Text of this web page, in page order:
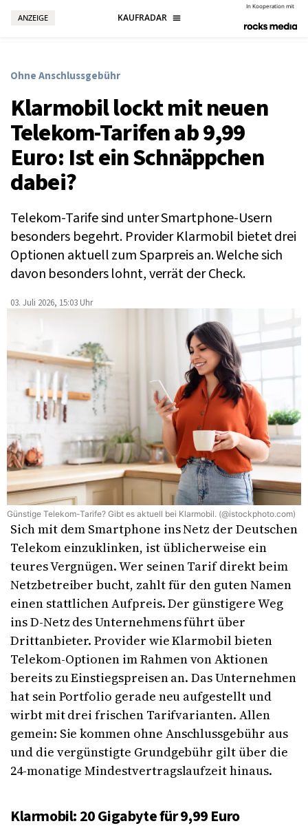
ANZEIGE
In Kooperation mit
Ohne Anschlussgebühr
Klarmobil lockt mit neuen
Telekom-Tarifen ab 9,99
Euro: Ist ein Schnäppchen
dabei?
Telekom-Tarife sind unter Smartphone-Usern
besonders begehrt. Provider Klarmobil bietet drei
Optionen aktuell zum Sparpreis an. Welche sich
davon besonders lohnt, verrät der Check.
03. Juli 2026, 15:03 Uhr
Günstige Telekom-Tarife? Gibt es aktuell bei Klarmobil. (@istockphoto.com)
Sich mit dem Smartphone ins Netz der Deutschen
Telekom einzuklinken, ist üblicherweise ein
teures Vergnügen. Wer seinen Tarif direkt beim
Netzbetreiber bucht, zahlt für den guten Namen
einen stattlichen Aufpreis. Der günstigere Weg
ins D-Netz des Unternehmens führt über
Drittanbieter. Provider wie Klarmobil bieten
Telekom-Optionen im Rahmen von Aktionen
bereits zu Einstiegspreisen an. Das Unternehmen
hat sein Portfolio gerade neu aufgestellt und
wirbt mit drei frischen Tarifvarianten. Allen
gemein: Sie kommen ohne Anschlussgebühr aus
und die vergünstigte Grundgebühr gilt über die
24-monatige Mindestvertragslaufzeit hinaus.
Klarmobil: 20 Gigabyte für 9,99 Euro